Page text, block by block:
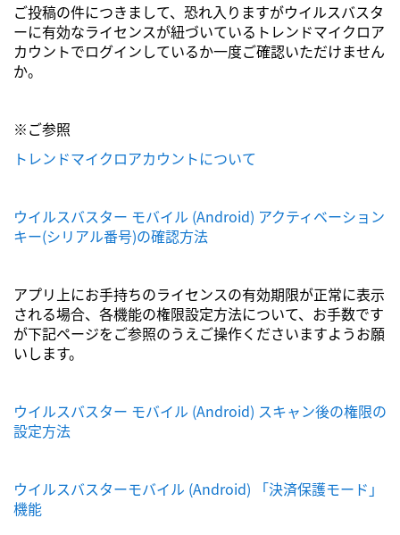
ご投稿の件につきまして、恐れ入りますがウイルスバスタ
ーに有効なライセンスが紐づいているトレンドマイクロア
カウントでログインしているか一度ご確認いただけません
か。
※ご参照
トレンドマイクロアカウントについて
ウイルスバスター モバイル (Android) アクティベーション
キー(シリアル番号)の確認方法
アプリ上にお手持ちのライセンスの有効期限が正常に表示
される場合、各機能の権限設定方法について、お手数です
が下記ページをご参照のうえご操作くださいますようお願
いします。
ウイルスバスター モバイル (Android) スキャン後の権限の
設定方法
ウイルスバスターモバイル (Android) 「決済保護モード」
機能